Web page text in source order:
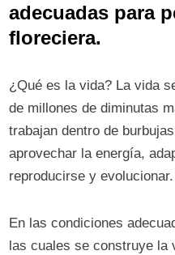
adecuadas para
floreciera.
¿Qué es la vida? La vida
de millones de diminutas
trabajan dentro de
aprovechar la energía,
reproducirse y evolucionar.
En las condiciones
las cuales se construye la